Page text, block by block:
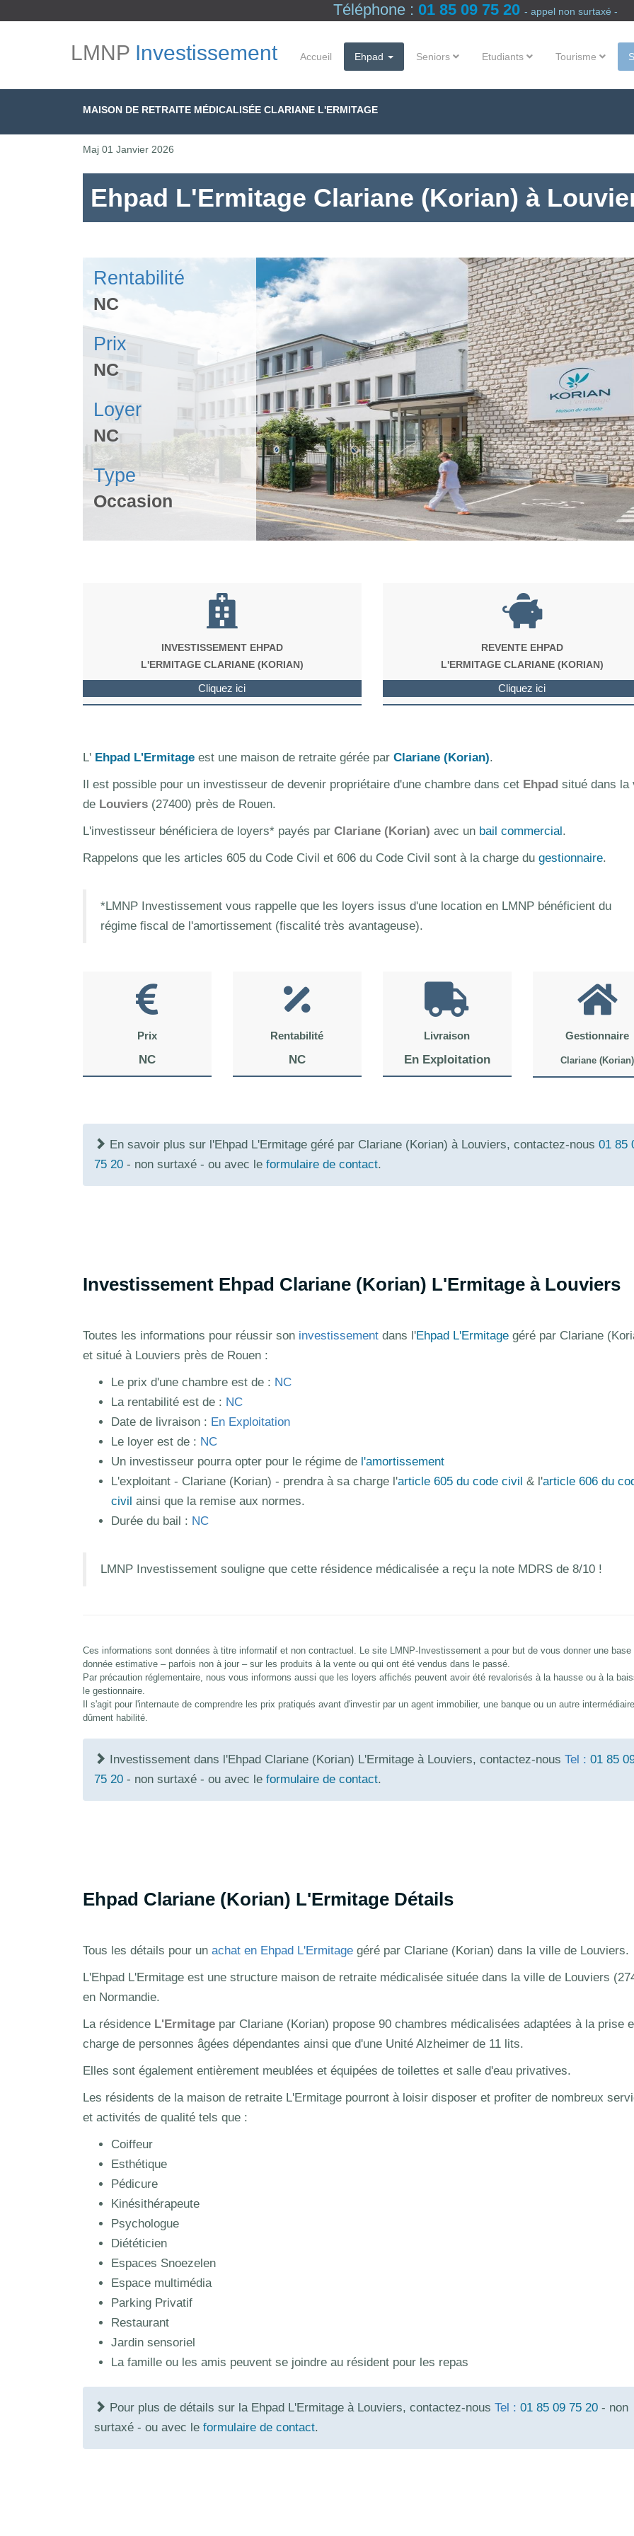
Téléphone : 01 85 09 75 20 - appel non surtaxé -
LMNPInvestissement Accueil Ehpad Seniors Etudiants Tourisme
MAISON DE RETRAITE MÉDICALISÉE CLARIANE L'ERMITAGE
Maj 01 Janvier 2026
Ehpad L'Ermitage Clariane (Korian) à
Rentabilité
NC
Prix
NC
Loyer
NC
Type
Occasion
INVESTISSEMENT EHPAD
L'ERMITAGE CLARIANE (KORIAN)
Cliquez ici
REVENTE EHPAD
L'ERMITAGE CLARIANE (KORIAN)
Cliquez ici
L' Ehpad L'Ermitage est une maison de retraite gérée par Clariane (Korian).
Il est possible pour un investisseur de devenir propriétaire d'une chambre dans cet Ehpad situé dans la
de Louviers (27400) près de Rouen.
L'investisseur bénéficiera de loyers* payés par Clariane (Korian) avec un bail commercial.
Rappelons que les articles 605 du Code Civil et 606 du Code Civil sont à la charge du gestionnaire.
*LMNP Investissement vous rappelle que les loyers issus d'une location en LMNP bénéficient du
régime fiscal de l'amortissement (fiscalité très avantageuse).
Prix
NC
Rentabilité
NC
Livraison
En Exploitation
Gestionnaire
Clariane (Korian)
En savoir plus sur l'Ehpad L'Ermitage géré par Clariane (Korian) à Louviers, contactez-nous 01 85
75 20 - non surtaxé - ou avec le formulaire de contact.
Investissement Ehpad Clariane (Korian) L'Ermitage à Louviers
Toutes les informations pour réussir son investissement dans l'Ehpad L'Ermitage géré par Clariane
et situé à Louviers près de Rouen :
Le prix d'une chambre est de : NC
La rentabilité est de : NC
Date de livraison : En Exploitation
Le loyer est de : NC
Un investisseur pourra opter pour le régime de l'amortissement
L'exploitant - Clariane (Korian) - prendra à sa charge l'article 605 du code civil & l'article 606 du
civil ainsi que la remise aux normes.
Durée du bail : NC
LMNP Investissement souligne que cette résidence médicalisée a reçu la note MDRS de 8/10 !
Ces informations sont données à titre informatif et non contractuel. Le site LMNP-Investissement a pour but de vous donner une base
donnée estimative – parfois non à jour – sur les produits à la vente ou qui ont été vendus dans le passé.
Par précaution réglementaire, nous vous informons aussi que les loyers affichés peuvent avoir été revalorisés à la hausse ou à la
le gestionnaire.
Il s'agit pour l'internaute de comprendre les prix pratiqués avant d'investir par un agent immobilier, une banque ou un autre intermédiaire
dûment habilité.
Investissement dans l'Ehpad Clariane (Korian) L'Ermitage à Louviers, contactez-nous Tel : 01 85
75 20 - non surtaxé - ou avec le formulaire de contact.
Ehpad Clariane (Korian) L'Ermitage Détails
Tous les détails pour un achat en Ehpad L'Ermitage géré par Clariane (Korian) dans la ville de Louviers.
L'Ehpad L'Ermitage est une structure maison de retraite médicalisée située dans la ville de Louviers
en Normandie.
La résidence L'Ermitage par Clariane (Korian) propose 90 chambres médicalisées adaptées à la prise
charge de personnes âgées dépendantes ainsi que d'une Unité Alzheimer de 11 lits.
Elles sont également entièrement meublées et équipées de toilettes et salle d'eau privatives.
Les résidents de la maison de retraite L'Ermitage pourront à loisir disposer et profiter de nombreux
et activités de qualité tels que :
Coiffeur
Esthétique
Pédicure
Kinésithérapeute
Psychologue
Diététicien
Espaces Snoezelen
Espace multimédia
Parking Privatif
Restaurant
Jardin sensoriel
La famille ou les amis peuvent se joindre au résident pour les repas
Pour plus de détails sur la Ehpad L'Ermitage à Louviers, contactez-nous Tel : 01 85 09 75 20 - non
surtaxé - ou avec le formulaire de contact.